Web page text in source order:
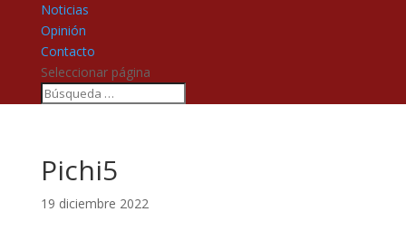
Noticias
Opinión
Contacto
Seleccionar página
Pichi5
19 diciembre 2022